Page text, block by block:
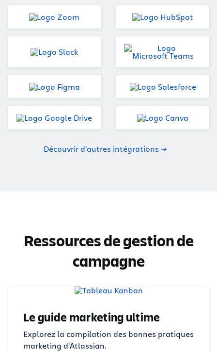
Découvrir d'autres intégrations
Ressources de gestion de
campagne
Le guide marketing ultime
Explorez la compilation des bonnes pratiques
marketing d'Atlassian.